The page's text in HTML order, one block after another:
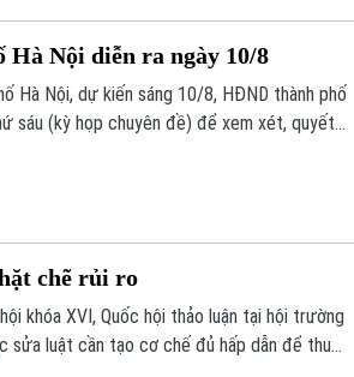
Nội diễn ra ngày 10/8
Hà Nội, dự kiến sáng 10/8, HĐND thành phố
sáu (kỳ họp chuyên đề) để xem xét, quyết
chẽ rủi ro
khóa XVI, Quốc hội thảo luận tại hội trường
sửa luật cần tạo cơ chế đủ hấp dẫn để thu